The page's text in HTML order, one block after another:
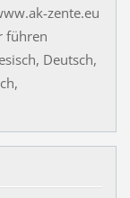
zente.eu
führen
Deutsch,